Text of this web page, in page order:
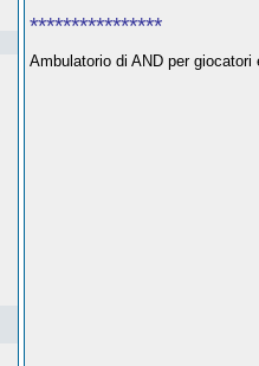
****************
Ambulatorio di AND per giocatori